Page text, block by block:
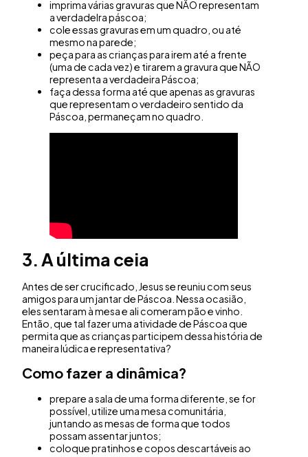
imprima várias gravuras que NÃO representam
a verdadeIra páscoa;
cole essas gravuras em um quadro, ou até
mesmo na parede;
peça para as crianças para irem até a frente
(uma de cada vez) e tirarem a gravura que NÃO
representa a verdadeira Páscoa;
faça dessa forma até que apenas as gravuras
que representam o verdadeiro sentido da
Páscoa, permaneçam no quadro.
3. A última ceia
Antes de ser crucificado, Jesus se reuniu com seus
amigos para um jantar de Páscoa. Nessa ocasião,
eles sentaram à mesa e ali comeram pão e vinho.
Então, que tal fazer uma atividade de Páscoa que
permita que as crianças participem dessa história de
maneira lúdica e representativa?
Como fazer a dinâmica?
prepare a sala de uma forma diferente, se for
possível, utilize uma mesa comunitária,
juntando as mesas de forma que todos
possam assentar juntos;
coloque pratinhos e copos descartáveis ao